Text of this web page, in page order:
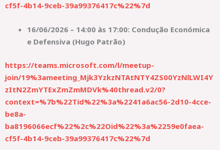
cf5f-4b14-9ceb-39a99376417c%22%7d
16/06/2026 – 14:00 às 17:00: Condução Económica
e Defensiva (Hugo Patrão)
https://teams.microsoft.com/l/meetup-
join/19%3ameeting_Mjk3YzkzNTAtNTY4ZS00YzNlLWI4Y
zItN2ZmYTExZmZmMDVk%40thread.v2/0?
context=%7b%22Tid%22%3a%2241a6ac56-2d10-4cce-
be8a-
ba8196066ecf%22%2c%22Oid%22%3a%2259e0faea-
cf5f-4b14-9ceb-39a99376417c%22%7d